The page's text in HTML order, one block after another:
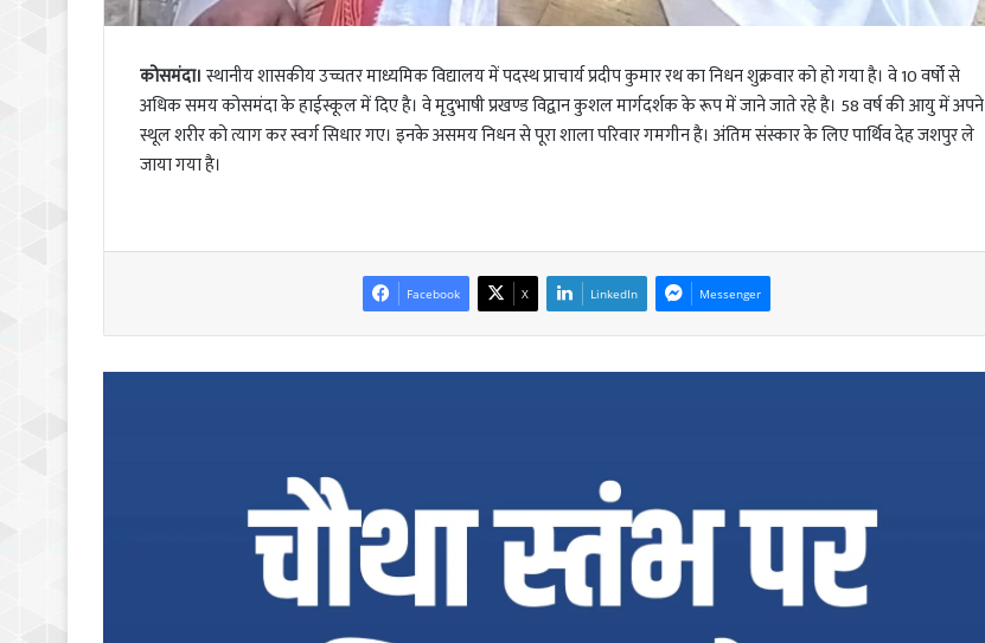
कोसमंदा। स्थानीय शासकीय उच्चतर माध्यमिक विद्यालय में पदस्थ प्राचार्य प्रदीप कुमार रथ का निधन शुक्रवार को हो गया है। वे 10 वर्षो से
अधिक समय कोसमंदा के हाईस्कूल में दिए है। वे मृदुभाषी प्रखण्ड विद्वान कुशल मार्गदर्शक के रूप में जाने जाते रहे है। 58 वर्ष की आयु में अपने
स्थूल शरीर को त्याग कर स्वर्ग सिधार गए। इनके असमय निधन से पूरा शाला परिवार गमगीन है। अंतिम संस्कार के लिए पार्थिव देह जशपुर ले
जाया गया है।
Facebook X LinkedIn Messenger